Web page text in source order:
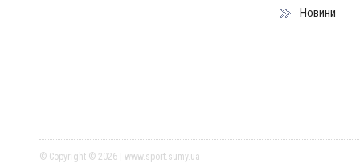
Новини
© Copyright © 2026 | www.sport.sumy.ua